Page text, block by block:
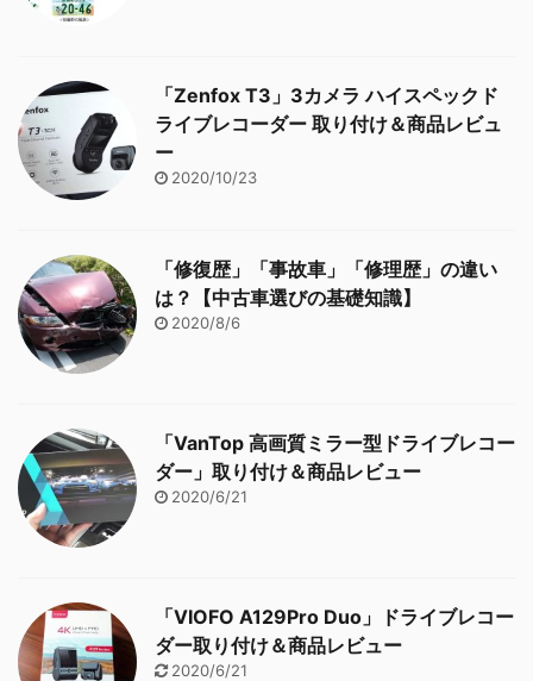
「Zenfox T3」3カメラ ハイスペックド
ライブレコーダー 取り付け＆商品レビュ
ー
2020/10/23
「修復歴」「事故車」「修理歴」の違い
は？【中古車選びの基礎知識】
2020/8/6
「VanTop 高画質ミラー型ドライブレコー
ダー」取り付け＆商品レビュー
2020/6/21
「VIOFO A129Pro Duo」ドライブレコー
ダー取り付け＆商品レビュー
2020/6/21